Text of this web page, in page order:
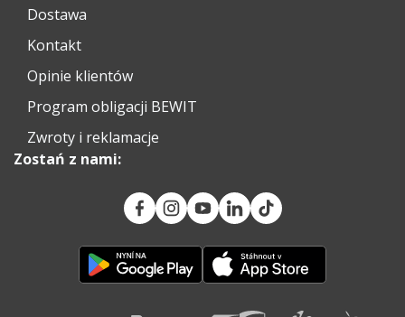
Dostawa
Kontakt
Opinie klientów
Program obligacji BEWIT
Zwroty i reklamacje
Zostań z nami: